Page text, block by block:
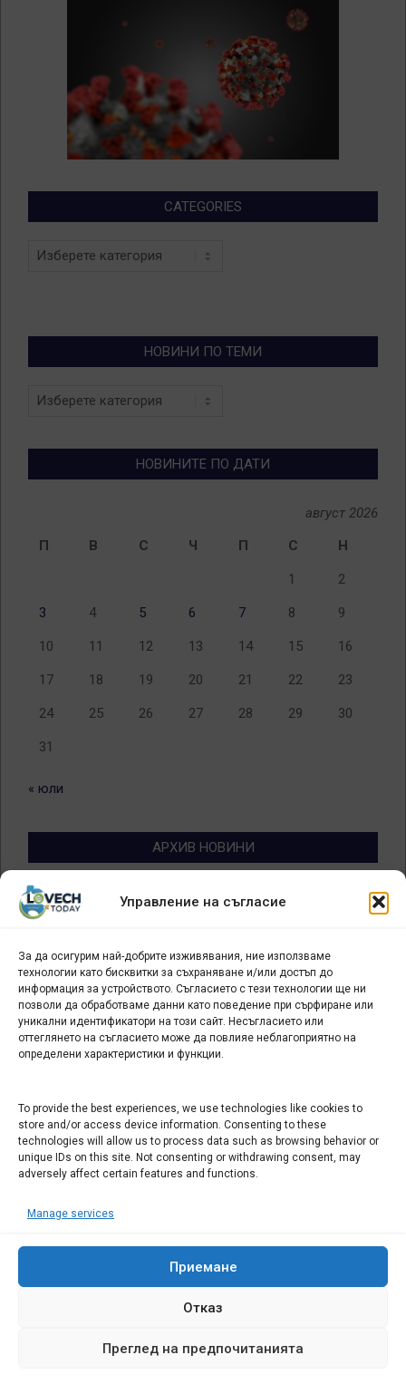
Управление на съгласие
За да осигурим най-добрите изживявания, ние използваме
технологии като бисквитки за съхраняване и/или достъп до
информация за устройството. Съгласието с тези технологии ще ни
позволи да обработваме данни като поведение при сърфиране или
уникални идентификатори на този сайт. Несъгласието или
оттеглянето на съгласието може да повлияе неблагоприятно на
определени характеристики и функции.
To provide the best experiences, we use technologies like cookies to
store and/or access device information. Consenting to these
technologies will allow us to process data such as browsing behavior or
unique IDs on this site. Not consenting or withdrawing consent, may
adversely affect certain features and functions.
Manage services
Приемане
Отказ
Преглед на предпочитанията
CATEGORIES
Categories
НОВИНИ ПО ТЕМИ
Новини
НОВИНИТЕ ПО ДАТИ
август 2026
П
В С Ч П С Н
1 2
3 4 5 6 7 8 9
10 11 12 13 14 15 16
17 18 19 20 21 22 23
24 25 26 27 28 29 30
31
« юли
АРХИВ НОВИНИ
Архив
новини
БИЗНЕС
Арт галерия "Мостове" – магазин за изкуство
СЕВЕРОЗАПАДА ИНФОРМАЦИОНЕН БИЗНЕС
ТУРИСТИЧЕСКИ КЛЪСТЕР
ИНСТИТУЦИИ В ЛОВЕЧ
Административен съд Ловеч
Областна администрация Ловеч
ОДМВР Ловеч
Окръжен съд Ловеч